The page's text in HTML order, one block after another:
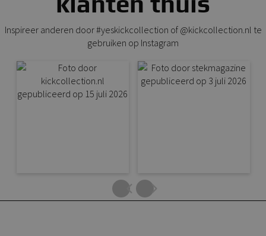
Inspireer anderen door #yeskickcollection of @kickcollection.nl te
gebruiken op Instagram